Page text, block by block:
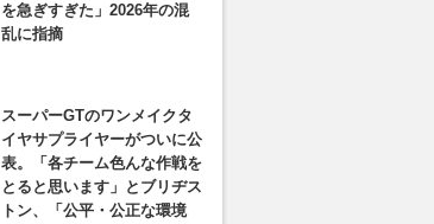
を急ぎすぎた」2026年の混
乱に指摘
スーパーGTのワンメイクタ
イヤサプライヤーがついに公
表。「各チーム色んな作戦を
とると思います」とブリヂス
トン、「公平・公正な環境